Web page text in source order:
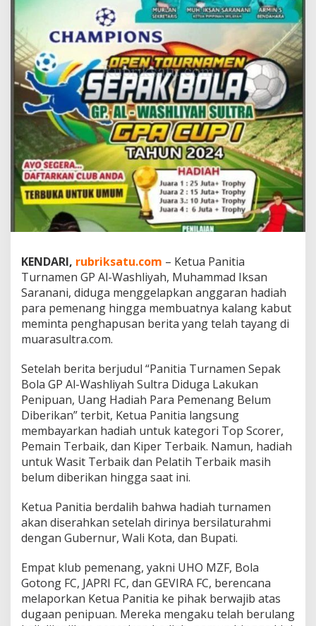
e
n
G
P
A
l
-
W
a
s
h
l
i
y
a
h
D
d
g
a
e
l
a
a
n
H
a
d
a
h
P
e
e
n
a
n
,
H
i
n
g
KENDARI, rubriksatu.com – Ketua Panitia
Turnamen GP Al-Washliyah, Muhammad Iksan
Saranani, diduga menggelapkan anggaran hadiah
para pemenang hingga membuatnya kalang kabut
meminta penghapusan berita yang telah tayang di
muarasultra.com.
Setelah berita berjudul “Panitia Turnamen Sepak
Bola GP Al-Washliyah Sultra Diduga Lakukan
Penipuan, Uang Hadiah Para Pemenang Belum
Diberikan” terbit, Ketua Panitia langsung
membayarkan hadiah untuk kategori Top Scorer,
Pemain Terbaik, dan Kiper Terbaik. Namun, hadiah
untuk Wasit Terbaik dan Pelatih Terbaik masih
belum diberikan hingga saat ini.
Ketua Panitia berdalih bahwa hadiah turnamen
akan diserahkan setelah dirinya bersilaturahmi
dengan Gubernur, Wali Kota, dan Bupati.
Empat klub pemenang, yakni UHO MZF, Bola
Gotong FC, JAPRI FC, dan GEVIRA FC, berencana
melaporkan Ketua Panitia ke pihak berwajib atas
dugaan penipuan. Mereka mengaku telah berulang